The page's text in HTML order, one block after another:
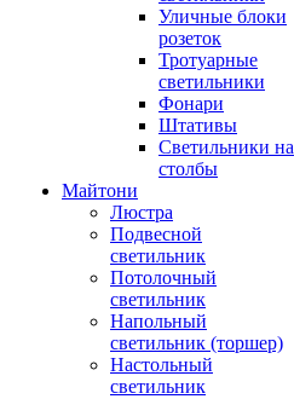
Уличные блоки
розеток
Тротуарные
светильники
Фонари
Штативы
Светильники на
столбы
Майтони
Люстра
Подвесной
светильник
Потолочный
светильник
Напольный
светильник (торшер)
Настольный
светильник